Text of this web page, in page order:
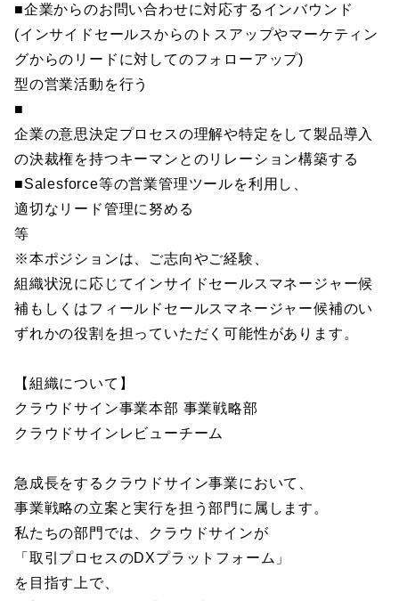
■企業からのお問い合わせに対応するインバウンド
(インサイドセールスからのトスアップやマーケティン
グからのリードに対してのフォローアップ)
型の営業活動を行う
■
企業の意思決定プロセスの理解や特定をして製品導入
の決裁権を持つキーマンとのリレーション構築する
■Salesforce等の営業管理ツールを利用し、
適切なリード管理に努める
等
※本ポジションは、ご志向やご経験、
組織状況に応じてインサイドセールスマネージャー候
補もしくはフィールドセールスマネージャー候補のい
ずれかの役割を担っていただく可能性があります。
【組織について】
クラウドサイン事業本部 事業戦略部
クラウドサインレビューチーム
急成長をするクラウドサイン事業において、
事業戦略の立案と実行を担う部門に属します。
私たちの部門では、クラウドサインが
「取引プロセスのDXプラットフォーム」
を目指す上で、